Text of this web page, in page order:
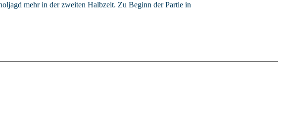
mehr in der zweiten Halbzeit. Zu Beginn der Partie in